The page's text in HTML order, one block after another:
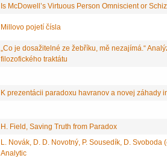
Is McDowell’s Virtuous Person Omniscient or
Millovo pojetí čísla
„Co je dosažitelné ze žebříku, mě nezajímá.“
filozofického traktátu
K prezentácii paradoxu havranov a novej záhady
H. Field, Saving Truth from Paradox
L. Novák, D. D. Novotný, P. Sousedík, D.
Analytic